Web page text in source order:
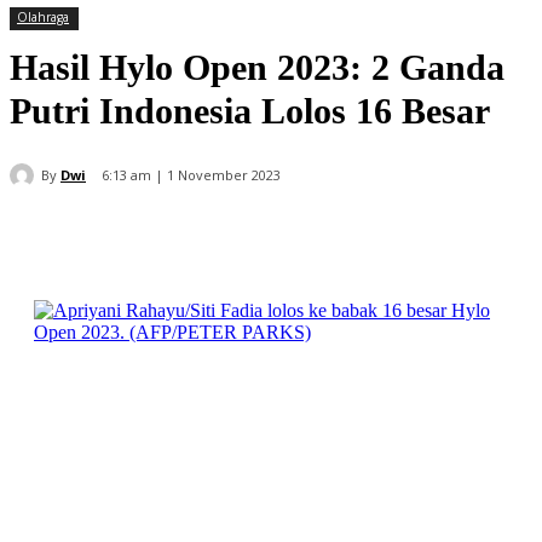
Olahraga
Hasil Hylo Open 2023: 2 Ganda
Putri Indonesia Lolos 16 Besar
By Dwi 6:13 am | 1 November 2023